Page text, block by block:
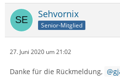
Sehvornix
Senior-Mitglied
27. Juni 2020 um 21:02
Danke für die Rückmeldung,